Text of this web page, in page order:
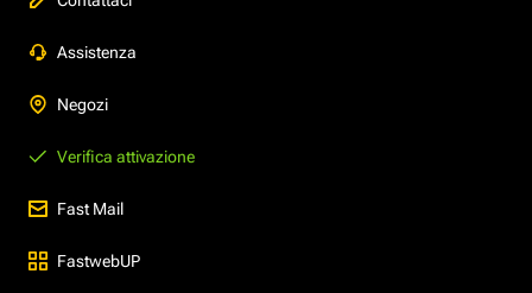
Assistenza
Negozi
Verifica attivazione
Fast Mail
FastwebUP